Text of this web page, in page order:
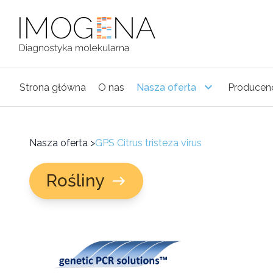
Strona główna O nas Nasza oferta
Nasza oferta >GPS Citrus tristeza virus
Rośliny